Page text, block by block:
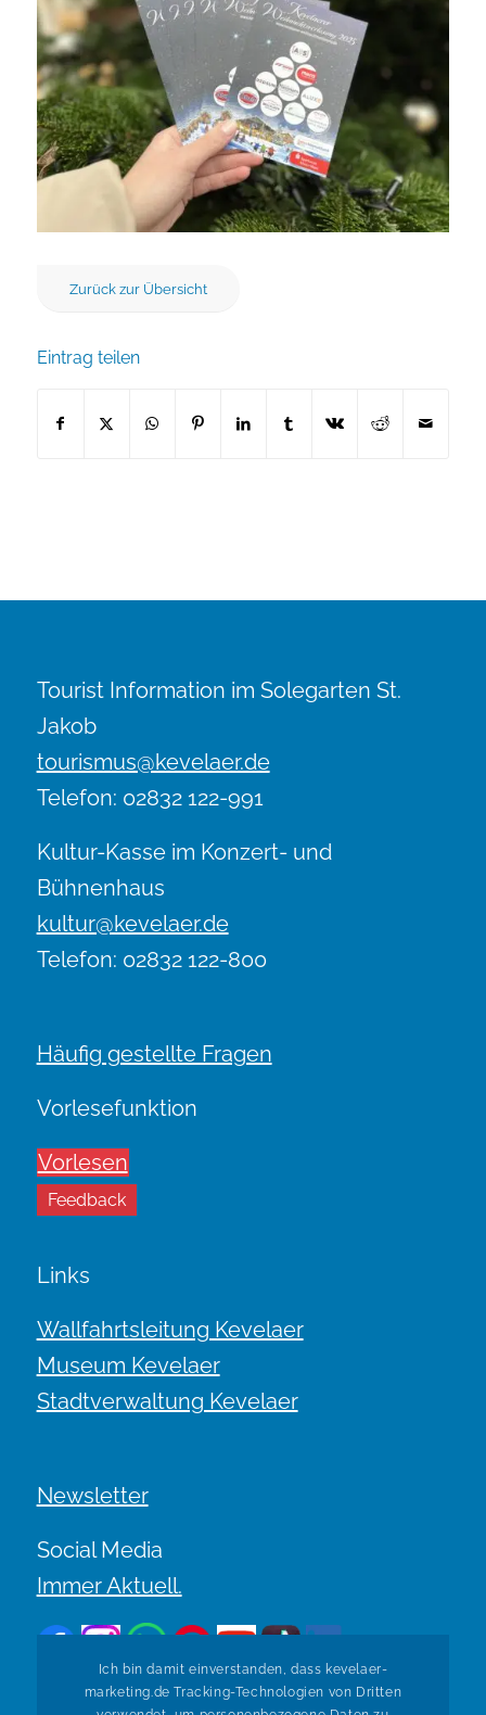
Zurück zur Übersicht
Eintrag teilen
Tourist Information im Solegarten St.
Jakob
tourismus@kevelaer.de
Telefon: 02832 122-991
Kultur-Kasse im Konzert- und
Bühnenhaus
kultur@kevelaer.de
Telefon: 02832 122-800
Häufig gestellte Fragen
Vorlesefunktion
Vorlesen
Feedback
Links
Wallfahrtsleitung Kevelaer
Museum Kevelaer
Stadtverwaltung Kevelaer
Newsletter
Social Media
Immer Aktuell.
Ich bin damit einverstanden, dass kevelaer-
marketing.de Tracking-Technologien von Dritten